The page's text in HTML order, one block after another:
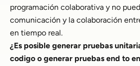
programación colaborativa y no
comunicación y la colaboración
en tiempo real.
¿Es posible generar pruebas
codigo o generar pruebas end to